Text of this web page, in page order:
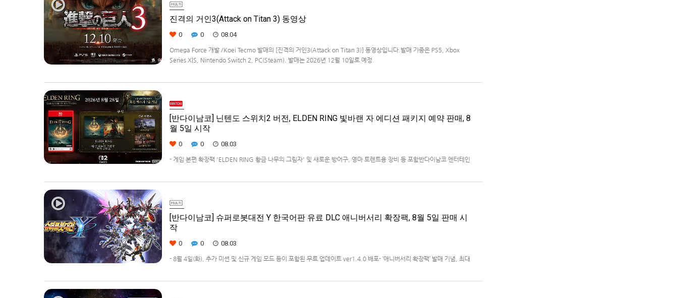
진격의 거인3(Attack on Titan 3) 동영상
0 0 08.04
Omega Force 개발 /Koei Tecmo 발매의 [진격의 거인3(Attack on Titan 3)] 동영상입니다.발매 기종은 PS5, Xbox
Series X|S, Nintendo Switch 2, PC(Steam). 발매는 2026년 12월 10일로 예정.
[반다이남코] 닌텐도 스위치2 버전, ELDEN RING 빛바랜 자 에디션 패키지 예약 판매, 8
월 5일 시작
0 0 08.03
- 게임 본편 확장팩 'ELDEN RING 황금 나무의 그림자' 및 새로운 방어구, 영마 토렌트용 장비 등 포함반다이남코 엔터테인
[반다이남코] 슈퍼로봇대전 Y 한국어판 유료 DLC 애니버서리 확장팩, 8월 5일 판매 시
작
0 0 08.03
- 8월 4일(화), 추가 미션 및 신규 게임 모드 등이 포함된 무료 업데이트 ver1.4.0 배포- ‘애니버서리 확장팩’ 발매 기념, 최대